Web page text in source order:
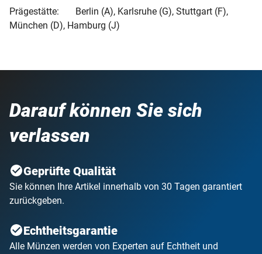
Prägestätte: Berlin (A), Karlsruhe (G), Stuttgart (F),
München (D), Hamburg (J)
Darauf können Sie sich
verlassen
Geprüfte Qualität
Sie können Ihre Artikel innerhalb von 30 Tagen garantiert
zurückgeben.
Echtheitsgarantie
Alle Münzen werden von Experten auf Echtheit und